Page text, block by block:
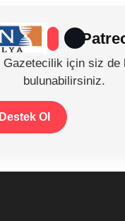
Gazetecilik için siz de
bulunabilirsiniz.
Ol